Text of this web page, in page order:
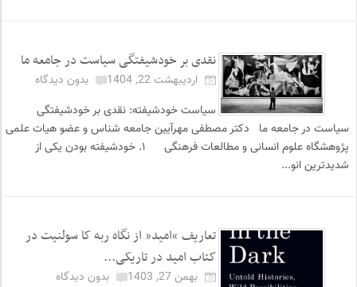
نقدی بر خودشیفتگی سیاست در جامعه ما
اردیبهشت 22, 1404
بدون دیدگاه
سیاست خودشیفته: نقدی بر خودشیفتگی
سیاست در جامعه ما دکتر مصطفی مهرآیین جامعه شناس و عضو هیات علمی
پژوهشگاه علوم انسانی و مطالعات فرهنگی ۱. خودشیفته بودن یکی از
شدیدترین انو...
تعاریف “امید” از نگاه ربه کا سولنیت در
کتاب امید در تاریکی...
بهمن 27, 1403
بدون دیدگاه